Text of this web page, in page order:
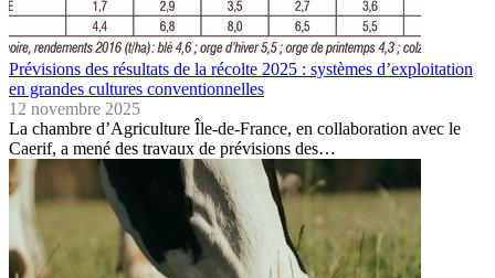
Prévisions des résultats de la récolte 2025 : systèmes d’exploitation
en grandes cultures conventionnelles
12 novembre 2025
La chambre d’Agriculture Île-de-France, en collaboration avec le
Caerif, a mené des travaux de prévisions des…